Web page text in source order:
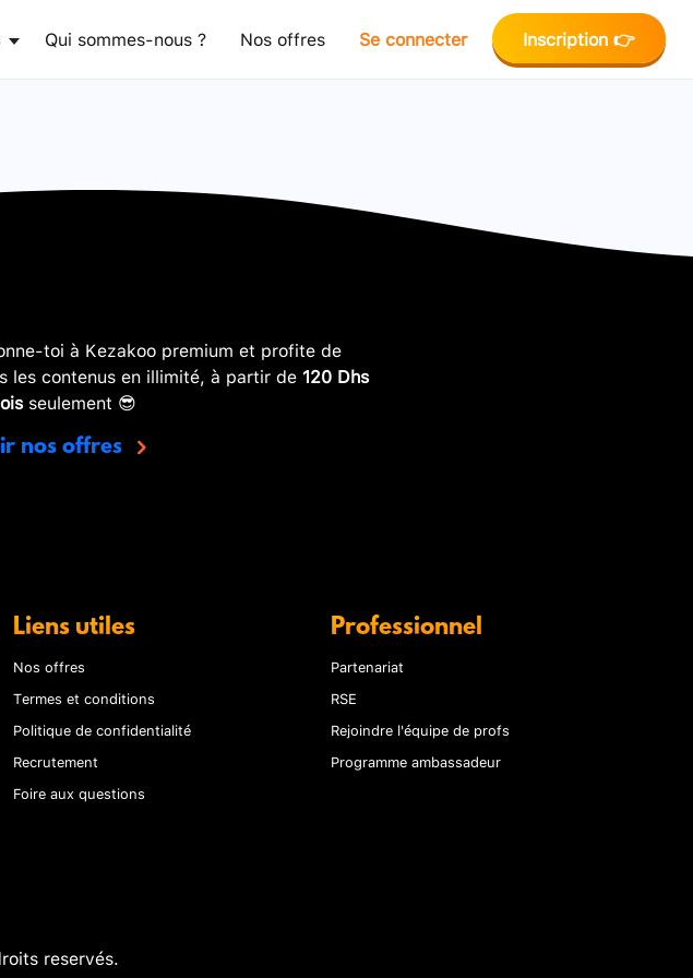
Qui sommes-nous ? Nos offres Se connecter Inscription 👉
toi à Kezakoo premium et profite de
les contenus en illimité, à partir de 120 Dhs
seulement 😎
nos offres
Liens utiles
Nos offres
Termes et conditions
Politique de confidentialité
Recrutement
Foire aux questions
Professionnel
Partenariat
RSE
Rejoindre l'équipe de profs
Programme ambassadeur
reservés.